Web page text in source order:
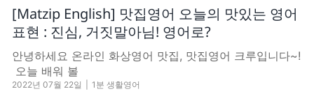
[Matzip English] 맛집영어 오늘의 맛있는 영어
표현 : 진심, 거짓말아님! 영어로?
안녕하세요 온라인 화상영어 맛집, 맛집영어 크루입니다~!
​ 오늘 배워 볼
2022년 07월 22일 1분 생활영어